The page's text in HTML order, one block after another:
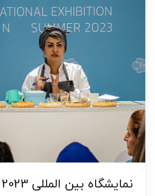
نمایشگاه بین المللی 2023